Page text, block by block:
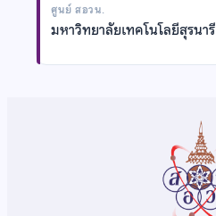
ศูนย์ สอวน.
มหาวิทยาลัยเทคโนโลยีสุรนารี